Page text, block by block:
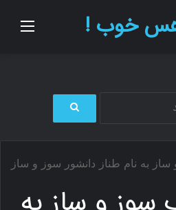
خوب !
ج
ج
ساز به نام طناز دانشور سوز و ساز